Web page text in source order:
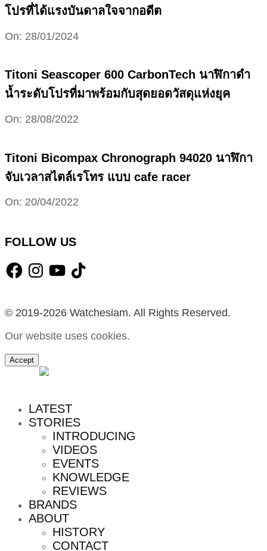
โปรที่ได้แรงบันดาลใจจากอดีต
2024-
On: 28/01/2024
Titoni Seascoper 600 CarbonTech นาฬิกาดำ
น้ำระดับโปรที่มาพร้อมกับสุดยอดวัสดุแห่งยุค
2022-
On: 28/08/2022
Titoni Bicompax Chronograph 94020 นาฬิกา
จับเวลาสไตล์เรโทร แบบ cafe racer
2022-
On: 20/04/2022
FOLLOW US
FacebookInstagramYouTube
TikTok
© 2019-2026 Watchesiam. All Rights Reserved.
Our website uses cookies.
Accept
LATEST
STORIES
INTRODUCING
VIDEOS
EVENTS
KNOWLEDGE
REVIEWS
BRANDS
ABOUT
HISTORY
CONTACT